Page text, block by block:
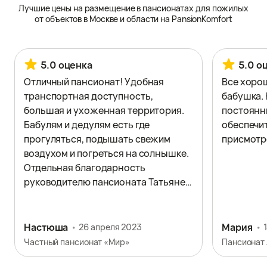
Лучшие цены на размещение в пансионатах для пожилых
от объектов в Москве и области на PansionKomfort
5.0 оценка
Отличный пансионат! Удобная
транспортная доступность,
большая и ухоженная территория.
Бабулям и дедулям есть где
прогуляться, подышать свежим
воздухом и погреться на солнышке.
Отдельная благодарность
руководителю пансионата Татьяне
родственникам, а также к
сотрудницам, которые с любовью и
душой заботятся о каждом пожилом
Настюша
26 апреля 2023
Частный пансионат «Мир»
5.0
Все
бабушка.
Мария